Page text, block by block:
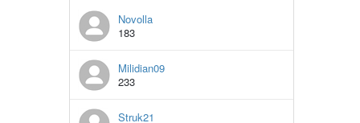
Novolla
183
Milidian09
233
Struk21